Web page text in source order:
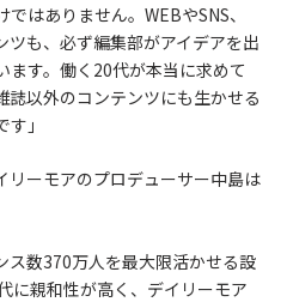
はありません。WEBやSNS、
ツも、必ず編集部がアイデアを出
ます。働く20代が本当に求めて
誌以外のコンテンツにも生かせる
」
リーモアのプロデューサー中島は
ス数370万人を最大限活かせる設
に親和性が高く、デイリーモア